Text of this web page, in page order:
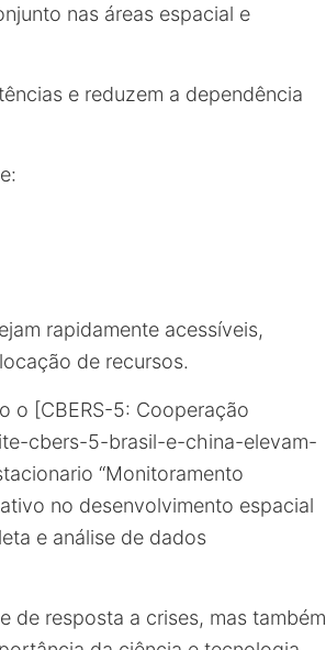
nas áreas espacial e
e reduzem a dependência
rapidamente acessíveis,
de recursos.
o [CBERS-5: Cooperação
cbers-5-brasil-e-china-elevam-
“Monitoramento
no desenvolvimento espacial
e análise de dados
de resposta a crises, mas também